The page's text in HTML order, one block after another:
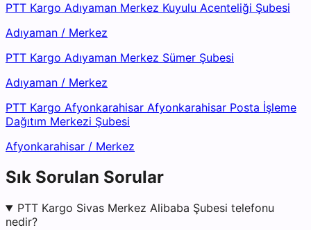
PTT Kargo Adıyaman Merkez Kuyulu Acenteliği Şubesi
Adıyaman / Merkez
PTT Kargo Adıyaman Merkez Sümer Şubesi
Adıyaman / Merkez
PTT Kargo Afyonkarahisar Afyonkarahisar Posta İşleme
Dağıtım Merkezi Şubesi
Afyonkarahisar / Merkez
Sık Sorulan Sorular
PTT Kargo Sivas Merkez Alibaba Şubesi telefonu
nedir?